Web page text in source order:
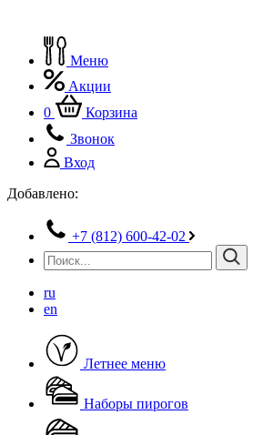
Меню
Акции
0
Корзина
Звонок
Вход
Добавлено:
+7 (812) 600-42-02
ru
en
Летнее меню
Наборы пирогов